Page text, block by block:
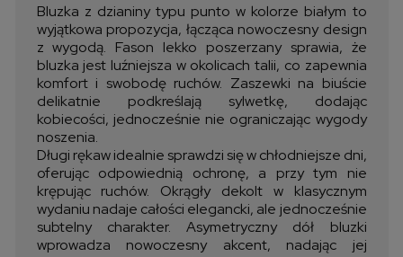
Bluzka z dzianiny typu punto w kolorze białym to
wyjątkowa propozycja, łącząca nowoczesny design
z wygodą. Fason lekko poszerzany sprawia, że
bluzka jest luźniejsza w okolicach talii, co zapewnia
komfort i swobodę ruchów. Zaszewki na biuście
delikatnie podkreślają sylwetkę, dodając
kobiecości, jednocześnie nie ograniczając wygody
noszenia.
Długi rękaw idealnie sprawdzi się w chłodniejsze dni,
oferując odpowiednią ochronę, a przy tym nie
krępując ruchów. Okrągły dekolt w klasycznym
wydaniu nadaje całości elegancki, ale jednocześnie
subtelny charakter. Asymetryczny dół bluzki
wprowadza nowoczesny akcent, nadając jej